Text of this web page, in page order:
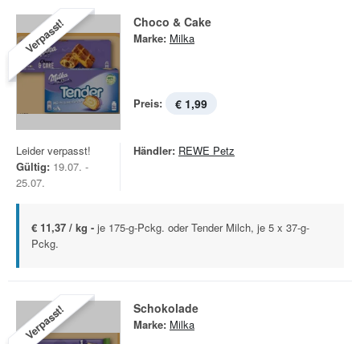
Verpasst! Choco & Cake
Marke: Milka
Preis: € 1,99
Leider verpasst!
Gültig: 19.07. -
25.07.
Händler: REWE Petz
€ 11,37 / kg - je 175-g-Pckg. oder Tender Milch, je 5 x 37-g-
Pckg.
Verpasst! Schokolade
Marke: Milka